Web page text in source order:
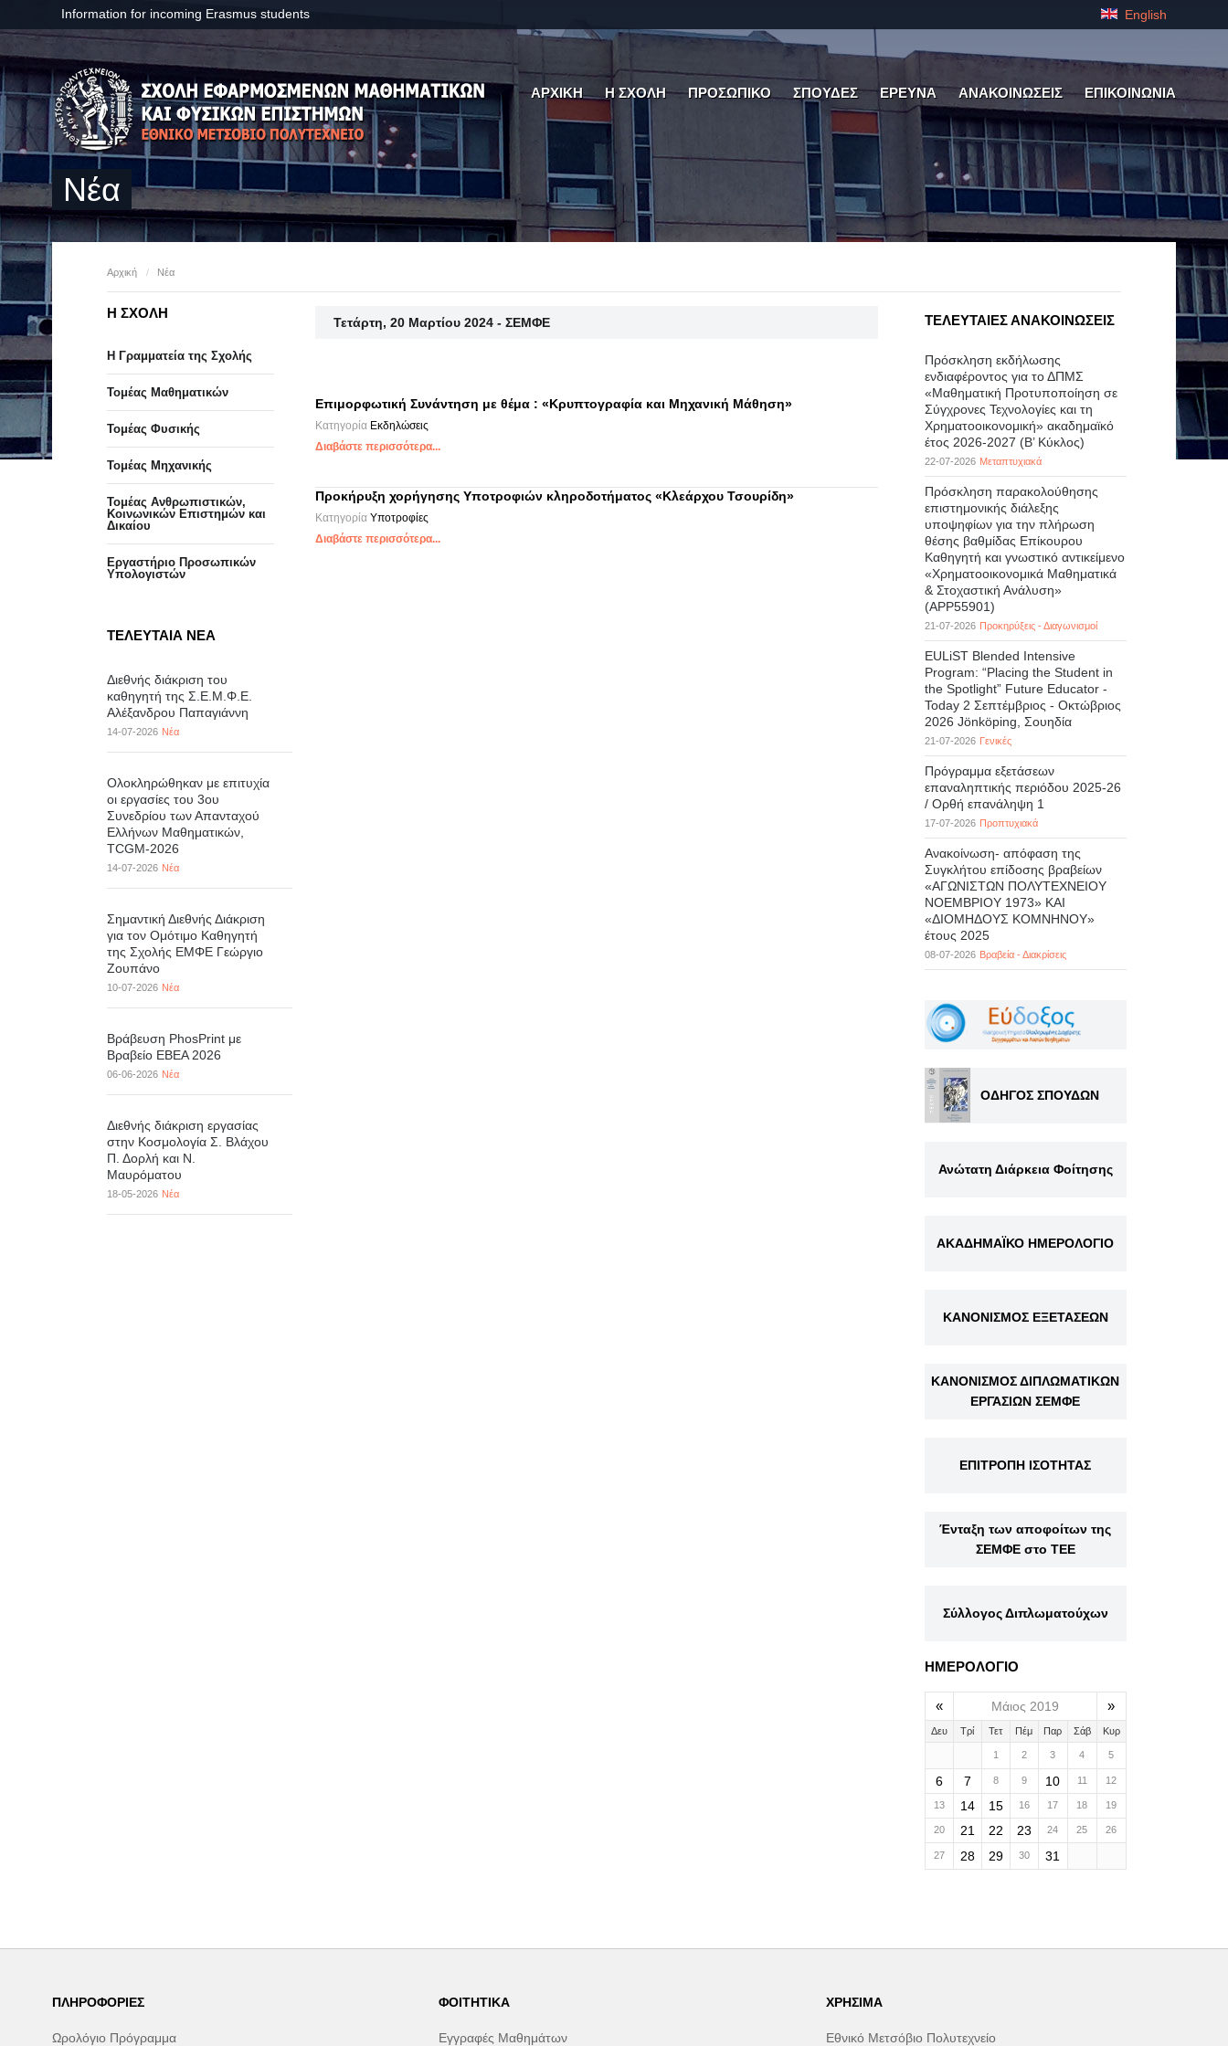
Information for incoming Erasmus students English
ΑΡΧΙΚΗ Η ΣΧΟΛΗ ΠΡΟΣΩΠΙΚΟ ΣΠΟΥΔΕΣ ΕΡΕΥΝΑ ΑΝΑΚΟΙΝΩΣΕΙΣ ΕΠΙΚΟΙΝΩΝΙΑ
Νέα
Αρχική / Νέα
Τετάρτη, 20 Μαρτίου 2024 - ΣΕΜΦΕ
Επιμορφωτική Συνάντηση με θέμα : «Κρυπτογραφία και Μηχανική Μάθηση»
Κατηγορία Εκδηλώσεις
Διαβάστε περισσότερα...
Προκήρυξη χορήγησης Υποτροφιών κληροδοτήματος «Κλεάρχου Τσουρίδη»
Κατηγορία Υποτροφίες
Διαβάστε περισσότερα...
Η ΣΧΟΛΗ
Η Γραμματεία της Σχολής
Τομέας Μαθηματικών
Τομέας Φυσικής
Τομέας Μηχανικής
Τομέας Ανθρωπιστικών,
Κοινωνικών Επιστημών και
Δικαίου
Eργαστήριo Προσωπικών
Υπολογιστών
ΤΕΛΕΥΤΑΙΑ ΝΕΑ
Διεθνής διάκριση του
καθηγητή της Σ.Ε.Μ.Φ.Ε.
Αλέξανδρου Παπαγιάννη
14-07-2026 Νέα
Ολοκληρώθηκαν με επιτυχία
οι εργασίες του 3ου
Συνεδρίου των Απανταχού
Ελλήνων Μαθηματικών,
TCGM-2026
14-07-2026 Νέα
Σημαντική Διεθνής Διάκριση
για τον Ομότιμο Καθηγητή
της Σχολής ΕΜΦΕ Γεώργιο
Ζουπάνο
10-07-2026 Νέα
Βράβευση PhosPrint με
Βραβείο ΕΒΕΑ 2026
06-06-2026 Νέα
Διεθνής διάκριση εργασίας
στην Κοσμολογία Σ. Βλάχου
Π. Δορλή και Ν.
Μαυρόματου
18-05-2026 Νέα
ΤΕΛΕΥΤΑΙΕΣ ΑΝΑΚΟΙΝΩΣΕΙΣ
Πρόσκληση εκδήλωσης
ενδιαφέροντος για το ΔΠΜΣ
«Μαθηματική Προτυποποίηση σε
Σύγχρονες Τεχνολογίες και τη
Χρηματοοικονομική» ακαδημαϊκό
έτος 2026-2027 (B’ Kύκλος)
22-07-2026 Μεταπτυχιακά
Πρόσκληση παρακολούθησης
επιστημονικής διάλεξης
υποψηφίων για την πλήρωση
θέσης βαθμίδας Επίκουρου
Καθηγητή και γνωστικό αντικείμενο
«Χρηματοοικονομικά Μαθηματικά
& Στοχαστική Ανάλυση»
(APP55901)
21-07-2026 Προκηρύξεις - Διαγωνισμοί
EULiST Blended Intensive
Program: “Placing the Student in
the Spotlight” Future Educator -
Today 2 Σεπτέμβριος - Οκτώβριος
2026 Jönköping, Σουηδία
21-07-2026 Γενικές
Πρόγραμμα εξετάσεων
επαναληπτικής περιόδου 2025-26
/ Ορθή επανάληψη 1
17-07-2026 Προπτυχιακά
Ανακοίνωση- απόφαση της
Συγκλήτου επίδοσης βραβείων
«ΑΓΩΝΙΣΤΩΝ ΠΟΛΥΤΕΧΝΕΙΟΥ
ΝΟΕΜΒΡΙΟΥ 1973» ΚΑΙ
«ΔΙΟΜΗΔΟΥΣ ΚΟΜΝΗΝΟΥ»
έτους 2025
08-07-2026 Βραβεία - Διακρίσεις
ΟΔΗΓΟΣ ΣΠΟΥΔΩΝ
Ανώτατη Διάρκεια Φοίτησης
ΑΚΑΔΗΜΑΪΚΟ ΗΜΕΡΟΛΟΓΙΟ
ΚΑΝΟΝΙΣΜΟΣ ΕΞΕΤΑΣΕΩΝ
ΚΑΝΟΝΙΣΜΟΣ ΔΙΠΛΩΜΑΤΙΚΩΝ
ΕΡΓΑΣΙΩΝ ΣΕΜΦΕ
ΕΠΙΤΡΟΠΗ ΙΣΟΤΗΤΑΣ
Ένταξη των αποφοίτων της
ΣΕΜΦΕ στο ΤΕΕ
Σύλλογος Διπλωματούχων
ΗΜΕΡΟΛΟΓΙΟ
« Μάιος 2019 »
Δευ Τρί Τετ Πέμ Παρ Σάβ Κυρ
1 2 3 4 5
6 7 8 9 10 11 12
13 14 15 16 17 18 19
20 21 22 23 24 25 26
27 28 29 30 31
ΠΛΗΡΟΦΟΡΊΕΣ
Ωρολόγιο Πρόγραμμα
ΦΟΙΤΗΤΙΚΆ
Εγγραφές Μαθημάτων
ΧΡΉΣΙΜΑ
Εθνικό Μετσόβιο Πολυτεχνείο